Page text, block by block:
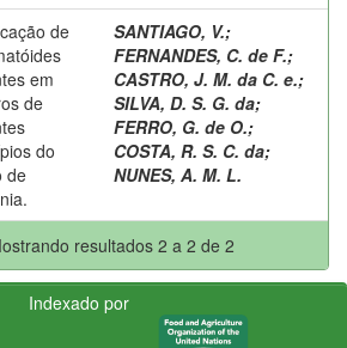
de
em
de
do
de
SANTIAGO, V.;
FERNANDES, C. de F.;
CASTRO, J. M. da C. e.;
SILVA, D. S. G. da;
FERRO, G. de O.;
COSTA, R. S. C. da;
NUNES, A. M. L.
resultados 2 a 2 de 2
Indexado por